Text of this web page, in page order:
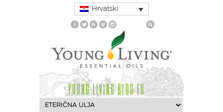
Hrvatski
YOUNG LIVING BLOG EU